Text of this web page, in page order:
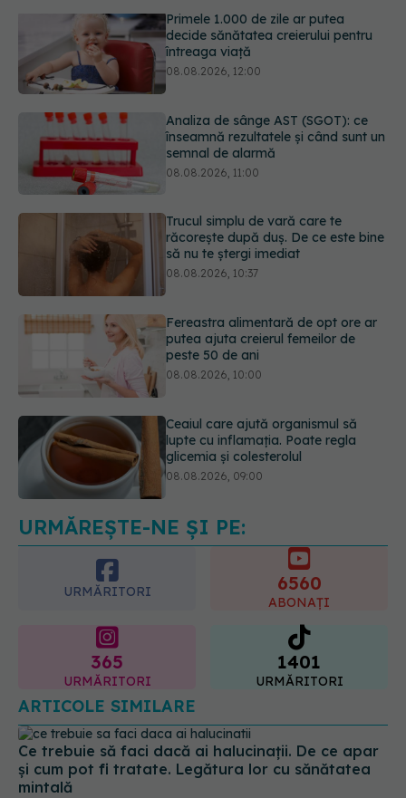
Analiza de sânge AST (SGOT): ce
înseamnă rezultatele și când sunt un
semnal de alarmă
Trucul simplu de vară care te
răcorește după duș. De ce este bine
să nu te ștergi imediat
Fereastra alimentară de opt ore ar
putea ajuta creierul femeilor de
peste 50 de ani
Ceaiul care ajută organismul să
lupte cu inflamația. Poate regla
glicemia și colesterolul
Primele 1.000 de zile ar putea
decide sănătatea creierului pentru
întreaga viață
URMĂREȘTE-NE ȘI PE:
URMĂRITORI 6560
ABONAȚI
365
URMĂRITORI
1401
URMĂRITORI
ARTICOLE SIMILARE
Ce trebuie să faci dacă ai halucinații. De ce apar
și cum pot fi tratate. Legătura lor cu sănătatea
mintală